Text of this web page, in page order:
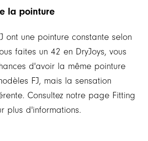
la pointure
ont une pointure constante selon
faites un 42 en DryJoys, vous
d'avoir la même pointure
FJ, mais la sensation
Consultez notre page Fitting
plus d'informations.